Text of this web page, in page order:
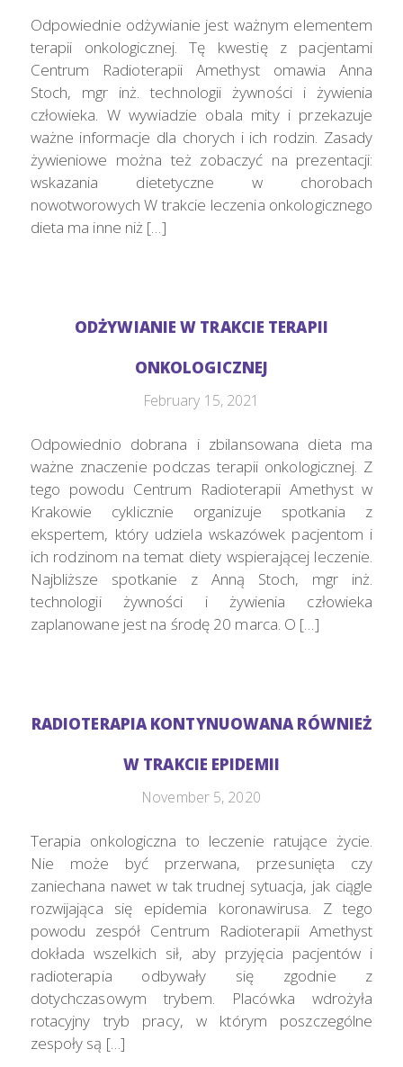
Odpowiednie odżywianie jest ważnym elementem
terapii onkologicznej. Tę kwestię z pacjentami
Centrum Radioterapii Amethyst omawia Anna
Stoch, mgr inż. technologii żywności i żywienia
człowieka. W wywiadzie obala mity i przekazuje
ważne informacje dla chorych i ich rodzin. Zasady
żywieniowe można też zobaczyć na prezentacji:
wskazania dietetyczne w chorobach
nowotworowych W trakcie leczenia onkologicznego
dieta ma inne niż […]
ODŻYWIANIE W TRAKCIE TERAPII
ONKOLOGICZNEJ
February 15, 2021
Odpowiednio dobrana i zbilansowana dieta ma
ważne znaczenie podczas terapii onkologicznej. Z
tego powodu Centrum Radioterapii Amethyst w
Krakowie cyklicznie organizuje spotkania z
ekspertem, który udziela wskazówek pacjentom i
ich rodzinom na temat diety wspierającej leczenie.
Najbliższe spotkanie z Anną Stoch, mgr inż.
technologii żywności i żywienia człowieka
zaplanowane jest na środę 20 marca. O […]
RADIOTERAPIA KONTYNUOWANA RÓWNIEŻ
W TRAKCIE EPIDEMII
November 5, 2020
Terapia onkologiczna to leczenie ratujące życie.
Nie może być przerwana, przesunięta czy
zaniechana nawet w tak trudnej sytuacja, jak ciągle
rozwijająca się epidemia koronawirusa. Z tego
powodu zespół Centrum Radioterapii Amethyst
dokłada wszelkich sił, aby przyjęcia pacjentów i
radioterapia odbywały się zgodnie z
dotychczasowym trybem. Placówka wdrożyła
rotacyjny tryb pracy, w którym poszczególne
zespoły są […]